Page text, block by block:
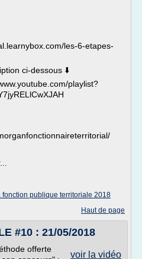
les-6-etapes-
ci-dessous ⬇️
playlist?
fonction publique territoriale 2018
Haut de page
#10 : 21/05/2018
voir la vidéo
offerte